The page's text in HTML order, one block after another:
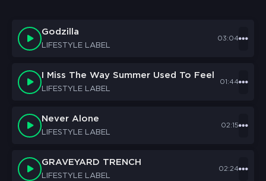
Godzilla
LIFESTYLE LABEL
03:04
I Miss The Way Summer Used To Feel
LIFESTYLE LABEL
01:44
Never Alone
LIFESTYLE LABEL
02:15
GRAVEYARD TRENCH
LIFESTYLE LABEL
02:24